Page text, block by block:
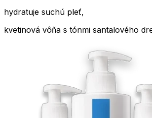
hydratuje suchú pleť,
kvetinová vôňa s tónmi santalového